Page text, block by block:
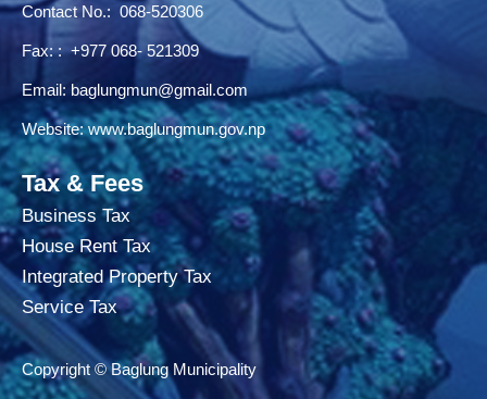
Contact No.: 068-520306
Fax: : +977 068- 521309
Email: baglungmun@gmail.com
Website:www.baglungmun.gov.np
Tax & Fees
Business Tax
House Rent Tax
Integrated Property Tax
Service Tax
Copyright © Baglung Municipality